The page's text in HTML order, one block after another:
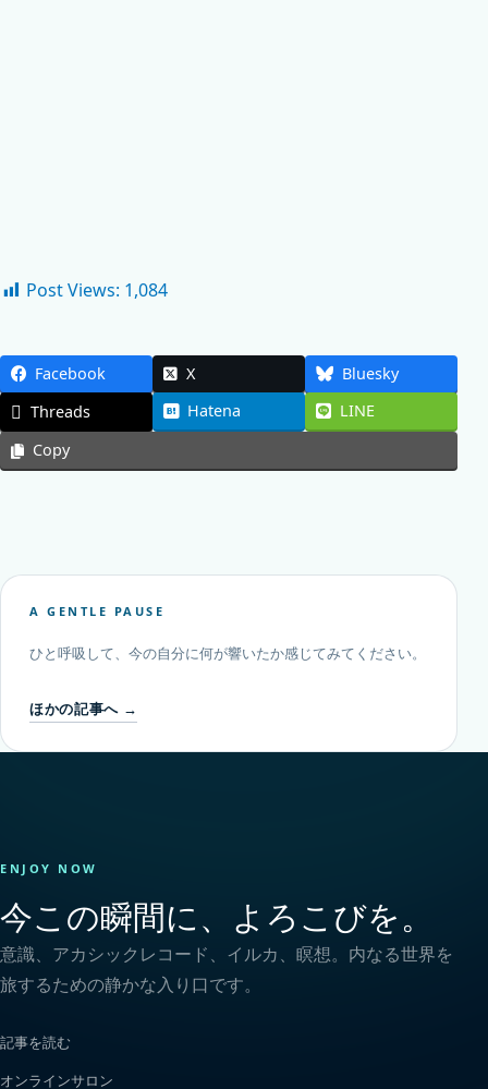
Post Views: 1,084
Facebook X
Bluesky
Threads
Hatena
LINE
Copy
A GENTLE PAUSE
ひと呼吸して、今の自分に何が響いたか感じてみてください。
ほかの記事へ →
ENJOY NOW
今この瞬間に、よろこびを。
意識、アカシックレコード、イルカ、瞑想。内なる世界を
旅するための静かな入り口です。
記事を読む
オンラインサロン